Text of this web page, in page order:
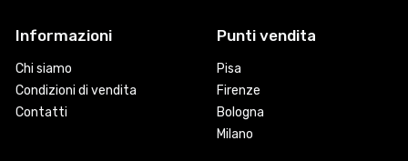
Informazioni
Chi siamo
Condizioni di vendita
Contatti
Punti vendita
Pisa
Firenze
Bologna
Milano